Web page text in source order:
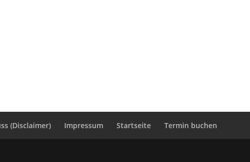
(Disclaimer) Impressum Startseite Termin buchen